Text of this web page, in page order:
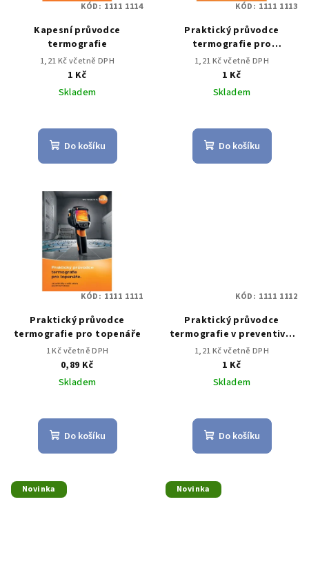
Kapesní průvodce
termografie
1,21 Kč včetně DPH
1 Kč
Skladem
Do košíku
KÓD: 1111 1114
Praktický průvodce
termografie pro
fotovoltaická zařízení.
1,21 Kč včetně DPH
1 Kč
Skladem
Do košíku
KÓD: 1111 1113
Praktický průvodce
termografie pro topenáře
1 Kč včetně DPH
0,89 Kč
Skladem
Do košíku
KÓD: 1111 1111
Praktický průvodce
termografie v preventivní
údržbě
1,21 Kč včetně DPH
1 Kč
Skladem
Do košíku
KÓD: 1111 1112
Novinka Novinka